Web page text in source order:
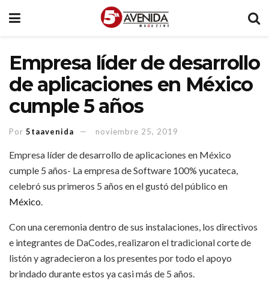
Empresa líder de desarrollo
de aplicaciones en México
cumple 5 años
Por 5taavenida noviembre 25, 2019
Empresa líder de desarrollo de aplicaciones en México
cumple 5 años- La empresa de Software 100% yucateca,
celebró sus primeros 5 años en el gustó del público en
México
Con una ceremonia dentro de sus instalaciones, los directivos
e integrantes de DaCodes, realizaron el tradicional corte de
listón y agradecieron a los presentes por todo el apoyo
brindado durante estos ya casi más de 5 años.